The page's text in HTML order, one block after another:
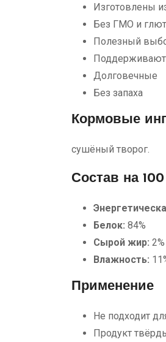
Изготовлены
Без ГМО и
Полезный
Поддерживают
Долговечные
Без запаха
Кормовые
сушёный творог.
Состав на 100
Белок: 84%
Сырой жир: 2%
Влажность:
Применение
Не подходит
Продукт